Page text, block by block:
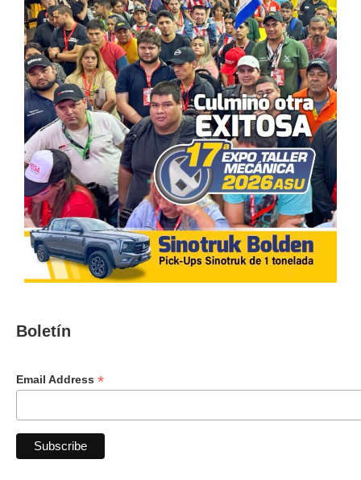
Boletín
Email Address *